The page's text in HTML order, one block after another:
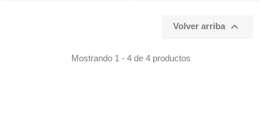
Volver arriba 
Mostrando 1 - 4 de 4 productos